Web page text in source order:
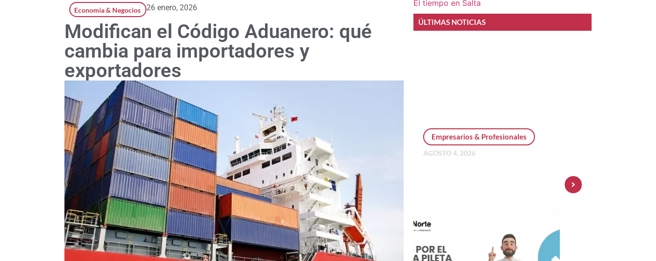
Economía & Negocios 26 enero, 2026
Modifican el Código Aduanero: qué
cambia para importadores y
exportadores
El tiempo en Salta
ÚLTIMAS NOTICIAS
Empresarios & Profesionales
AGOSTO 4, 2026